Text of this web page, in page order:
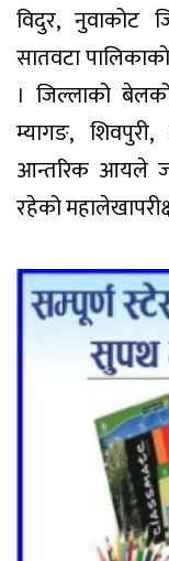
विदुर, नुवाकोट
सातवटा
। जिल्लाको
म्यागङ,
आन्तरिक आयले
रहेको